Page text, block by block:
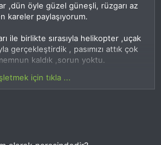
,dün öyle güzel güneşli, rüzgarı az
kareler paylaşıyorum.
ile birlikte sırasıyla helikopter ,uçak
gerçekleştirdik , pasımızı attık çok
kaldık ,sorun yoktu.
500 ün kuyruk kaçırma ve pal
hallettik ,380 yine beni mest
vakti geldi ,dişli sayısını
için tıkla ...